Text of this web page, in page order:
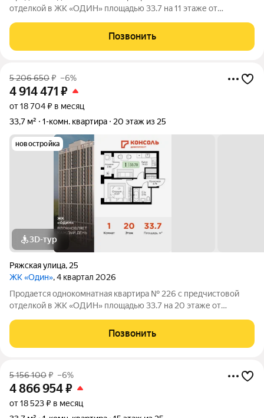
отделкой в ЖК «ОДИН» площадью 33.7 на 11 этаже от
Позвонить
5 206 650₽ –6%
4 914 471 ₽
от 18 704 ₽ в месяц
33,7 м²
1-комн. квартира 20 этаж из 25
новостройка
3D-тур
Ряжская улица, 25
ЖК «Один», 4 квартал 2026
Продается однокомнатная квартира № 226 с предчистовой
отделкой в ЖК «ОДИН» площадью 33.7 на 20 этаже от
Позвонить
5 156 100₽ –6%
4 866 954₽
от 18 523 ₽ в месяц